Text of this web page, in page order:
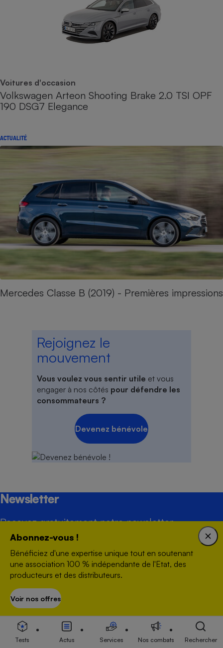
Voitures d'occasion
Volkswagen Arteon Shooting Brake 2.0 TSI OPF
190 DSG7 Elegance
ACTUALITÉ
Mercedes Classe B (2019) - Premières impressions
Rejoignez le
mouvement
Vous voulez vous sentir utile et vous
engager à nos côtés pour défendre les
consommateurs ?
Devenez bénévole
Newsletter
Recevez gratuitement notre newsletter
hebdomadaire ! Actus, tests, enquêtes réalisés
par des experts.En savoir plus
Adresse mail
S'inscrire
Abonnez-vous !
Bénéficiez d'une expertise unique tout en soutenant
une association 100 % indépendante de l'Etat, des
producteurs et des distributeurs.
Voir nos offres
Tests Actus Services Nos combats Rechercher